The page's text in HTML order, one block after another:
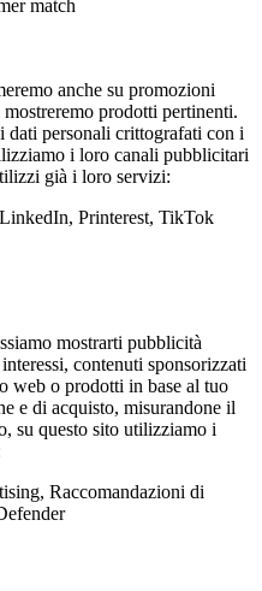
match
anche su promozioni
prodotti pertinenti.
personali crittografati con i
i loro canali pubblicitari
già i loro servizi:
Printerest, TikTok
mostrarti pubblicità
contenuti sponsorizzati
web o prodotti in base al tuo
e di acquisto, misurandone il
su questo sito utilizziamo i
Raccomandazioni di